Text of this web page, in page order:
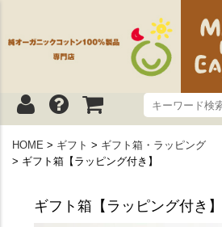
HOME ギフト
ギフト箱・ラッピング
ギフト箱【ラッピング付き】
ギフト箱【ラッピング付き】